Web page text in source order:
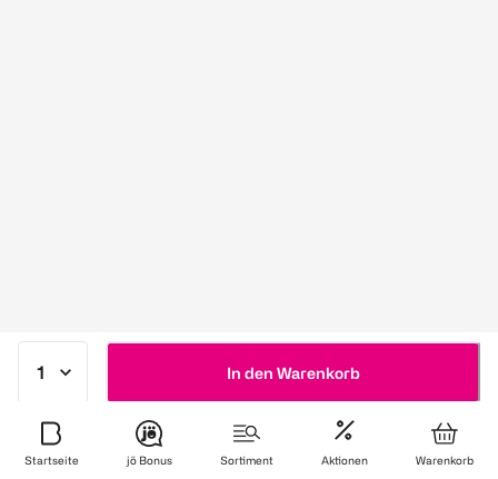
In den Warenkorb
Startseite jö Bonus Sortiment Aktionen Warenkorb